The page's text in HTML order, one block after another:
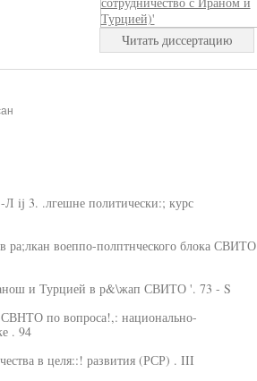
Читать диссертацию
ij 3. .лгешне политически:; курс
ра;лкан воеппо-полптнческого блока СВИТО
и Турцией в р&\жап СВИТО '. 73 - S
СВНТО по вопроса!,: национально-
. 94
в целя::! развития (РСР) . III